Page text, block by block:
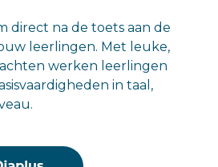
direct na de toets aan de
leerlingen. Met leuke,
werken leerlingen
in taal,